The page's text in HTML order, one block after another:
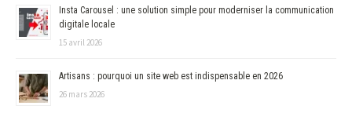
Insta Carousel : une solution simple pour moderniser la communication
digitale locale
15 avril 2026
Artisans : pourquoi un site web est indispensable en 2026
26 mars 2026